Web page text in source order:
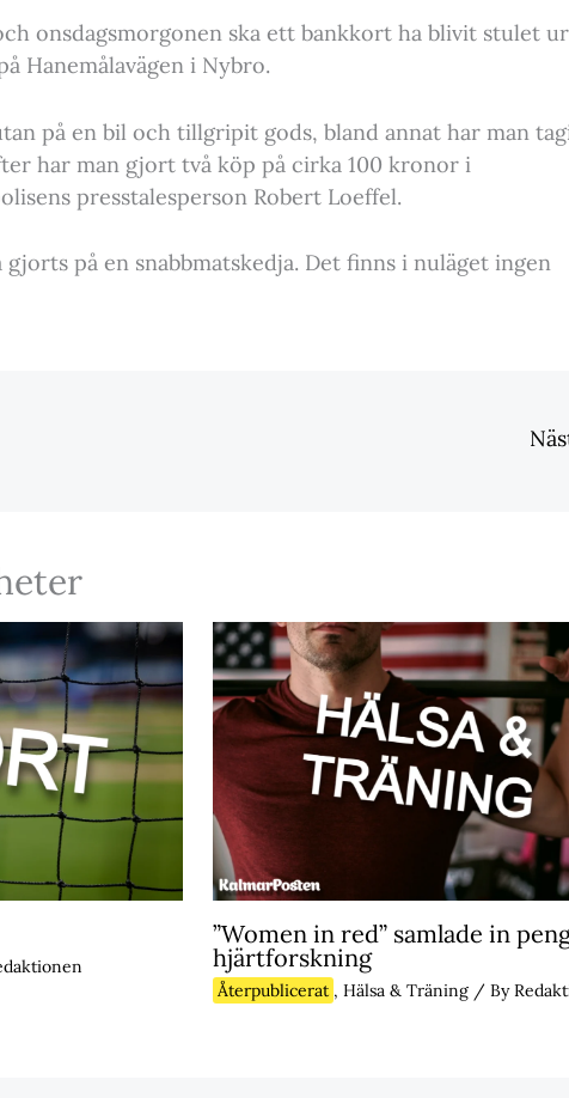
onsdagsmorgonen ska ett bankkort ha blivit stulet
Hanemålavägen i Nybro.
på en bil och tillgripit gods, bland annat har man
har man gjort två köp på cirka 100 kronor i
presstalesperson Robert Loeffel.
gjorts på en snabbmatskedja. Det finns i nuläget ingen
”Women in red” samlade in
hjärtforskning
Återpublicerat , Hälsa & Träning/ By